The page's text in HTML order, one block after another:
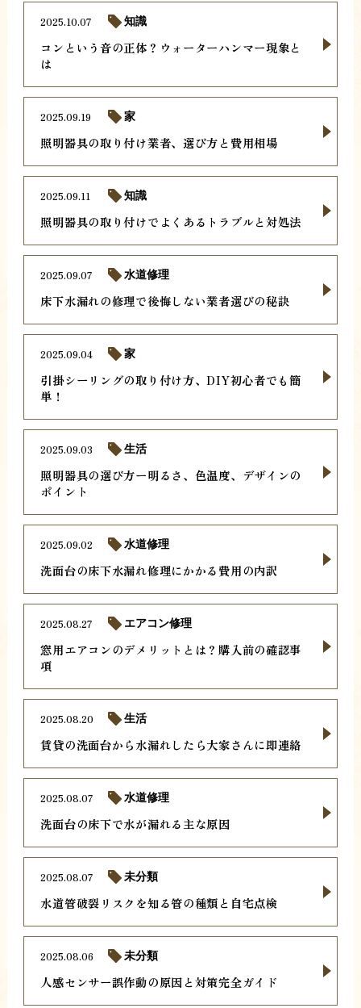
コンという音の正体？ウォーターハンマー現象と
は
2025.10.07 知識
照明器具の取り付け業者、選び方と費用相場
2025.09.19 家
照明器具の取り付けでよくあるトラブルと対処法
2025.09.11 知識
床下水漏れの修理で後悔しない業者選びの秘訣
2025.09.07 水道修理
引掛シーリングの取り付け方、DIY初心者でも簡
単！
2025.09.04 家
照明器具の選び方ー明るさ、色温度、デザインの
ポイント
2025.09.03 生活
洗面台の床下水漏れ修理にかかる費用の内訳
2025.09.02 水道修理
窓用エアコンのデメリットとは？購入前の確認事
項
2025.08.27 エアコン修理
賃貸の洗面台から水漏れしたら大家さんに即連絡
2025.08.20 生活
洗面台の床下で水が漏れる主な原因
2025.08.07 水道修理
水道管破裂リスクを知る管の種類と自宅点検
2025.08.07 未分類
人感センサー誤作動の原因と対策完全ガイド
2025.08.06 未分類